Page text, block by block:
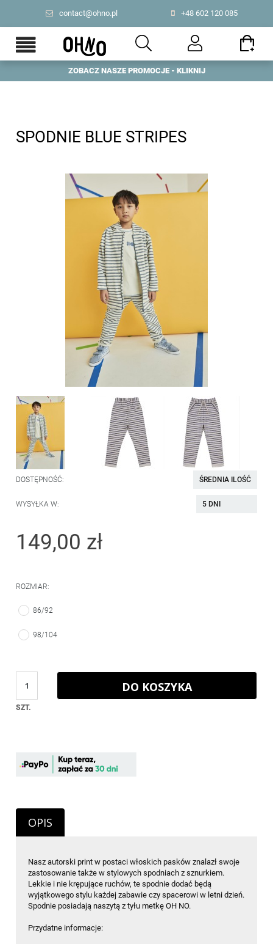
contact@ohno.pl +48 602 120 085
ZOBACZ NASZE PROMOCJE - KLIKNIJ
SPODNIE BLUE STRIPES
DOSTĘPNOŚĆ: ŚREDNIA ILOŚĆ
WYSYŁKA W: 5 DNI
149,00 zł
ROZMIAR:
86/92
98/104
SZT.
DO KOSZYKA
OPIS
Nasz autorski print w postaci włoskich pasków znalazł swoje
zastosowanie także w stylowych spodniach z sznurkiem.
Lekkie i nie krępujące ruchów, te spodnie dodać będą
wyjątkowego stylu każdej zabawie czy spacerowi w letni dzień.
Spodnie posiadają naszytą z tyłu metkę OH NO.
Przydatne informacje: